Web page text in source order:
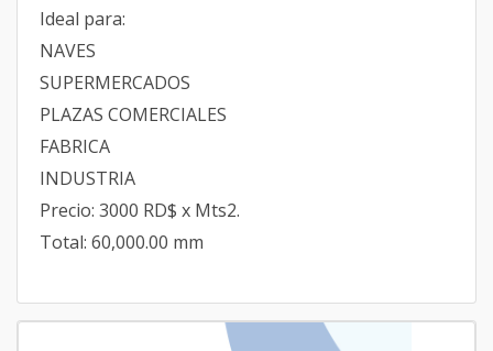
Ideal para:
NAVES
SUPERMERCADOS
PLAZAS COMERCIALES
FABRICA
INDUSTRIA
Precio: 3000 RD$ x Mts2.
Total: 60,000.00 mm